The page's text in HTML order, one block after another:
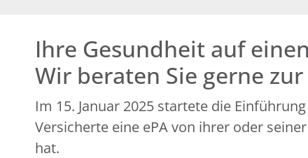
Ihre Gesundheit auf
Wir beraten Sie gerne
Im 15. Januar 2025 startete die
Versicherte eine ePA von ihrer oder
hat.